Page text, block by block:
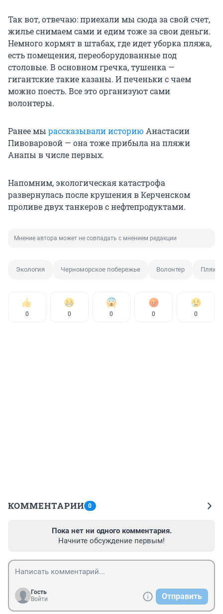
Так вот, отвечаю: приехали мы сюда за свой счет,
жилье снимаем сами и едим тоже за свои деньги.
Немного кормят в штабах, где идет уборка пляжа,
есть помещения, переоборудованные под
столовые. В основном гречка, тушенка —
гигантские такие казаны. И печеньки с чаем
можно поесть. Все это организуют сами
волонтеры.
Ранее мы рассказывали историю Анастасии
Пивоваровой — она тоже прибыла на пляжи
Анапы в числе первых.
Напомним, экологическая катастрофа
развернулась после крушения в Керченском
проливе двух танкеров с нефтепродуктами.
Мнение автора может не совпадать с мнением редакции
Экология Черноморское побережье Волонтер Пляж
0 0 0 0 0
КОММЕНТАРИИ 0
Пока нет ни одного комментария.
Начните обсуждение первым!
Гость
Войти
Отправить